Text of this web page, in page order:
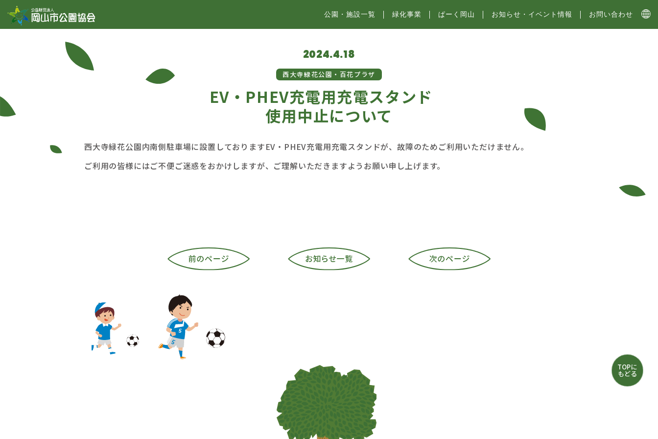
コンテンツへスキップ
公園・施設⼀覧 緑化事業 ぱーく岡山 お知らせ・イベント情報 お問い合わせ
2024.4.18
西大寺緑花公園・百花プラザ
EV・PHEV充電用充電スタンド
使用中止について
西大寺緑花公園内南側駐車場に設置しておりますEV・PHEV充電用充電スタンドが、故障のためご利用いただけません。
ご利用の皆様にはご不便ご迷惑をおかけしますが、ご理解いただきますようお願い申し上げます。
TOPに
もどる